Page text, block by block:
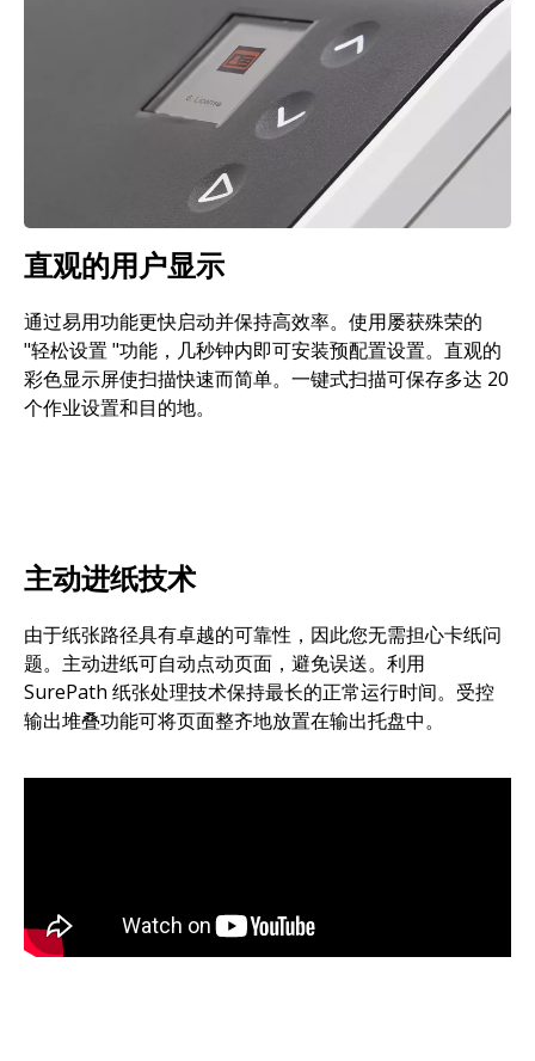
直观的用户显示
通过易用功能更快启动并保持高效率。使用屡获殊荣的
"轻松设置 "功能，几秒钟内即可安装预配置设置。直观的
彩色显示屏使扫描快速而简单。一键式扫描可保存多达 20
个作业设置和目的地。
主动进纸技术
由于纸张路径具有卓越的可靠性，因此您无需担心卡纸问
题。主动进纸可自动点动页面，避免误送。利用
SurePath 纸张处理技术保持最长的正常运行时间。受控
输出堆叠功能可将页面整齐地放置在输出托盘中。